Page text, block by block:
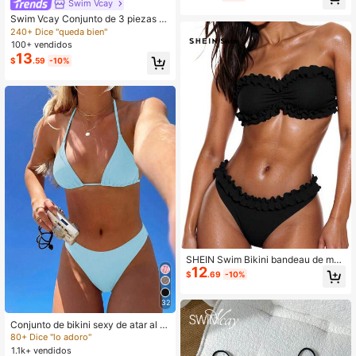
Swim Vcay
Swim Vcay Conjunto de 3 piezas d
e bikini sexy con estampado de hoj
as, escote halter y espalda con lazo
s para mujer, ideal para vacaciones
de verano en la playa
240+ Dice "queda bien"
100+ vendidos
$13.59 -10%
32
Conjunto de bikini sexy de atar al c
uello de color azul claro para mujer,
para vacaciones en la playa. Traje
80+ Dice "lo adoro"
1.1k+ vendidos
SHEIN Swim Bikini bandeau de muj
er con volantes, para playa de vera
no
$12.69 -10%